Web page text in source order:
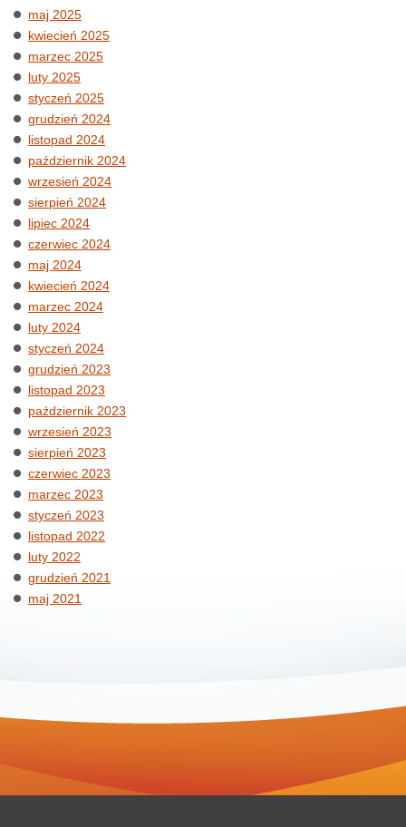
maj 2025
kwiecień 2025
marzec 2025
luty 2025
styczeń 2025
grudzień 2024
listopad 2024
październik 2024
wrzesień 2024
sierpień 2024
lipiec 2024
czerwiec 2024
maj 2024
kwiecień 2024
marzec 2024
luty 2024
styczeń 2024
grudzień 2023
listopad 2023
październik 2023
wrzesień 2023
sierpień 2023
czerwiec 2023
marzec 2023
styczeń 2023
listopad 2022
luty 2022
grudzień 2021
maj 2021